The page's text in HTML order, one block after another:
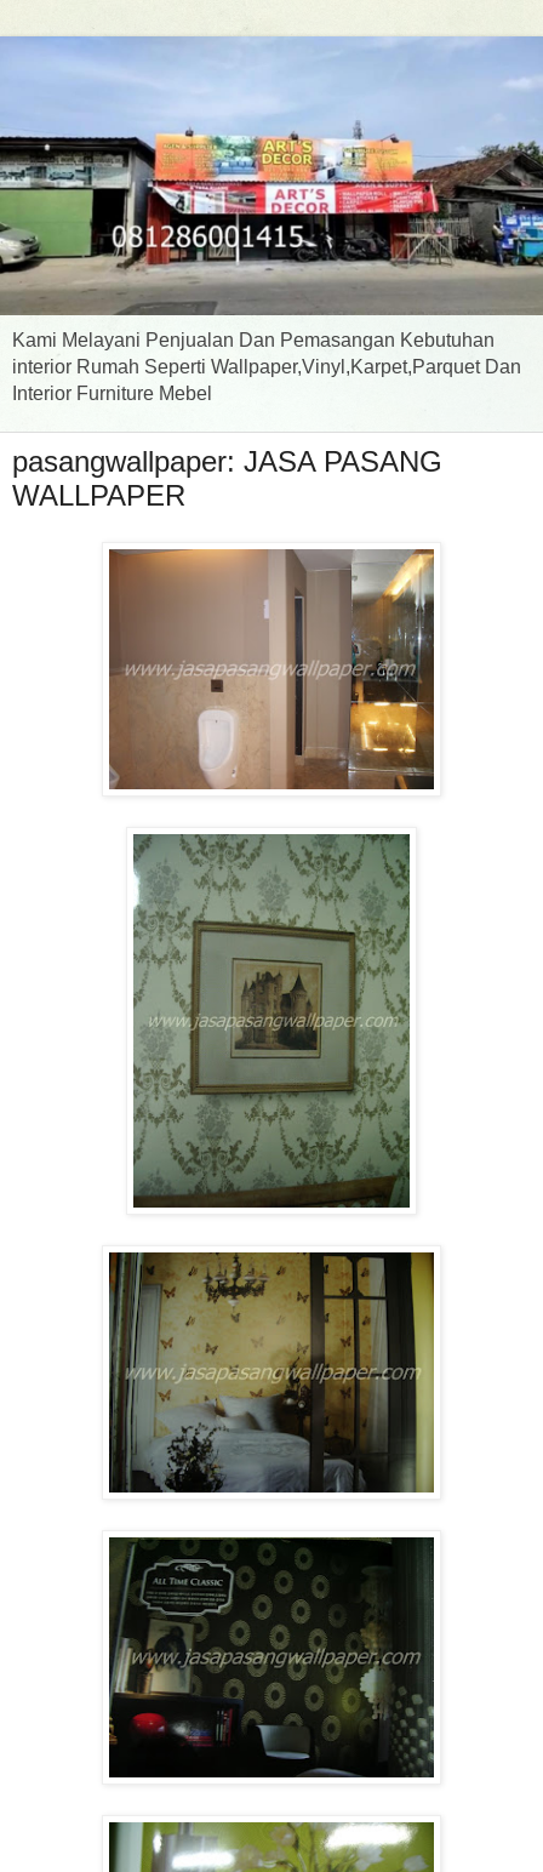
Kami Melayani Penjualan Dan Pemasangan Kebutuhan
interior Rumah Seperti Wallpaper,Vinyl,Karpet,Parquet Dan
Interior Furniture Mebel
pasangwallpaper: JASA PASANG
WALLPAPER